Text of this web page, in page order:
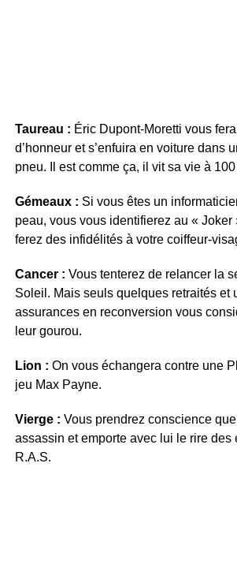
Taureau : Éric Dupont-Moretti vous
d’honneur et s’enfuira en voiture dans
pneu. Il est comme ça, il vit sa vie à 100
Gémeaux : Si vous êtes un
peau, vous vous identifierez au « Joker
ferez des infidélités à votre coiffeur-
Cancer : Vous tenterez de relancer la
Soleil. Mais seuls quelques retraités et
assurances en reconversion vous
leur gourou.
Lion : On vous échangera contre une
jeu Max Payne.
Vierge : Vous prendrez conscience
assassin et emporte avec lui le rire des
R.A.S.